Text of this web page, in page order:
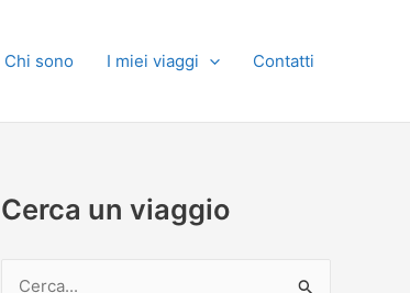
Chi sono I miei viaggi Contatti
Cerca un viaggio